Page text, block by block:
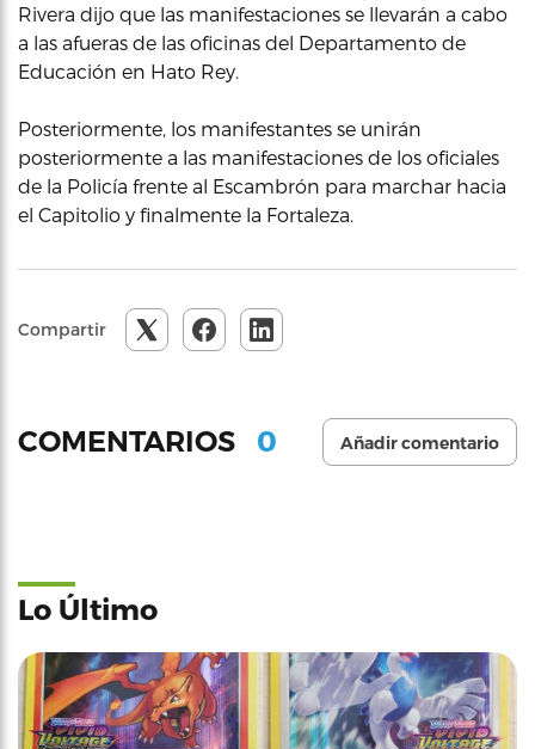
Rivera dijo que las manifestaciones se llevarán a cabo
a las afueras de las oficinas del Departamento de
Educación en Hato Rey.
Posteriormente, los manifestantes se unirán
posteriormente a las manifestaciones de los oficiales
de la Policía frente al Escambrón para marchar hacia
el Capitolio y finalmente la Fortaleza.
Compartir
COMENTARIOS 0 Añadir comentario
Lo Último